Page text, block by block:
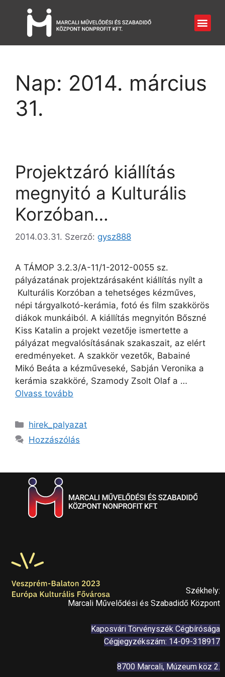
Nap: 2014. március
31.
Projektzáró kiállítás
megnyitó a Kulturális
Korzóban…
2014.03.31. Szerző: gysz888
A TÁMOP 3.2.3/A-11/1-2012-0055 sz.
pályázatának projektzárásaként kiállítás nyílt a
Kulturális Korzóban a tehetséges kézműves,
népi tárgyalkotó-kerámia, fotó és film szakkörös
diákok munkáiból. A kiállítás megnyitón Bőszné
Kiss Katalin a projekt vezetője ismertette a
pályázat megvalósításának szakaszait, az elért
eredményeket. A szakkör vezetők, Babainé
Mikó Beáta a kézműveseké, Sabján Veronika a
kerámia szakköré, Szamody Zsolt Olaf a …
Olvass tovább
hirek_palyazat
Hozzászólás
Székhely:
Marcali Művelődési és Szabadidő Központ
Kaposvári Törvényszék Cégbírósága
Cégjegyzékszám: 14-09-318917
8700 Marcali, Múzeum köz 2.